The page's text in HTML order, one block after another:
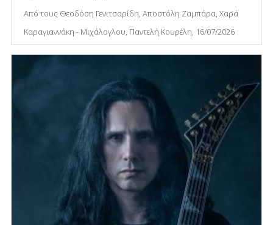
Από τους Θεοδόση Γενιτσαρίδη, Αποστόλη Ζαμπάρα, Χαρά
Καραγιαννάκη - Μιχάλογλου, Παντελή Κουρέλη, 16/07/2026